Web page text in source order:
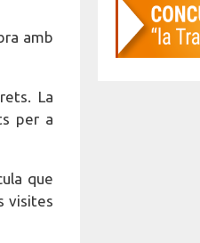
amb
La
per a
que
visites